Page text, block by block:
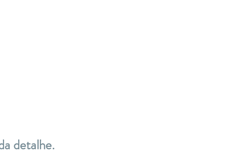
detalhe.